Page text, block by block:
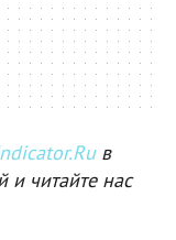
в
и читайте нас